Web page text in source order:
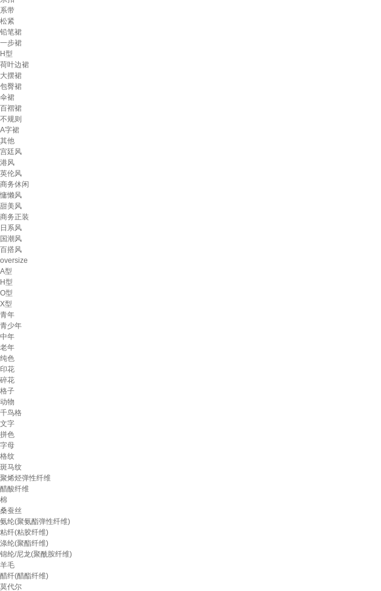
系带
松紧
铅笔裙
一步裙
H型
荷叶边裙
大摆裙
包臀裙
伞裙
百褶裙
不规则
A字裙
其他
宫廷风
港风
英伦风
商务休闲
慵懒风
甜美风
商务正装
日系风
国潮风
百搭风
oversize
A型
H型
O型
X型
青年
青少年
中年
老年
纯色
印花
碎花
格子
动物
千鸟格
文字
拼色
字母
格纹
斑马纹
聚烯烃弹性纤维
醋酸纤维
棉
桑蚕丝
氨纶(聚氨酯弹性纤维)
粘纤(粘胶纤维)
涤纶(聚酯纤维)
锦纶/尼龙(聚酰胺纤维)
羊毛
醋纤(醋酯纤维)
莫代尔